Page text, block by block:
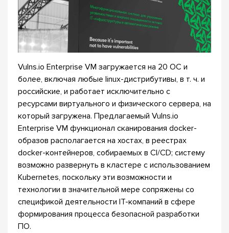
Vulns.io Enterprise VM загружается на 20 ОС и
более, включая любые linux-дистрибутивы, в т. ч. и
российские, и работает исключительно с
ресурсами виртуального и физического сервера, на
который загружена. Предлагаемый Vulns.io
Enterprise VM функционал сканирования docker-
образов располагается на хостах, в реестрах
docker-контейнеров, собираемых в CI/CD; систему
возможно развернуть в кластере с использованием
Kubernetes, поскольку эти возможности и
технологии в значительной мере сопряжены со
спецификой деятельности IT-компаний в сфере
формирования процесса безопасной разработки
ПО.